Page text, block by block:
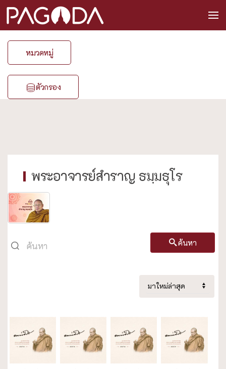
หมวดหมู่
ตัวกรอง
พระอาจารย์สำราญ ธมฺมธุโร
ค้นหา